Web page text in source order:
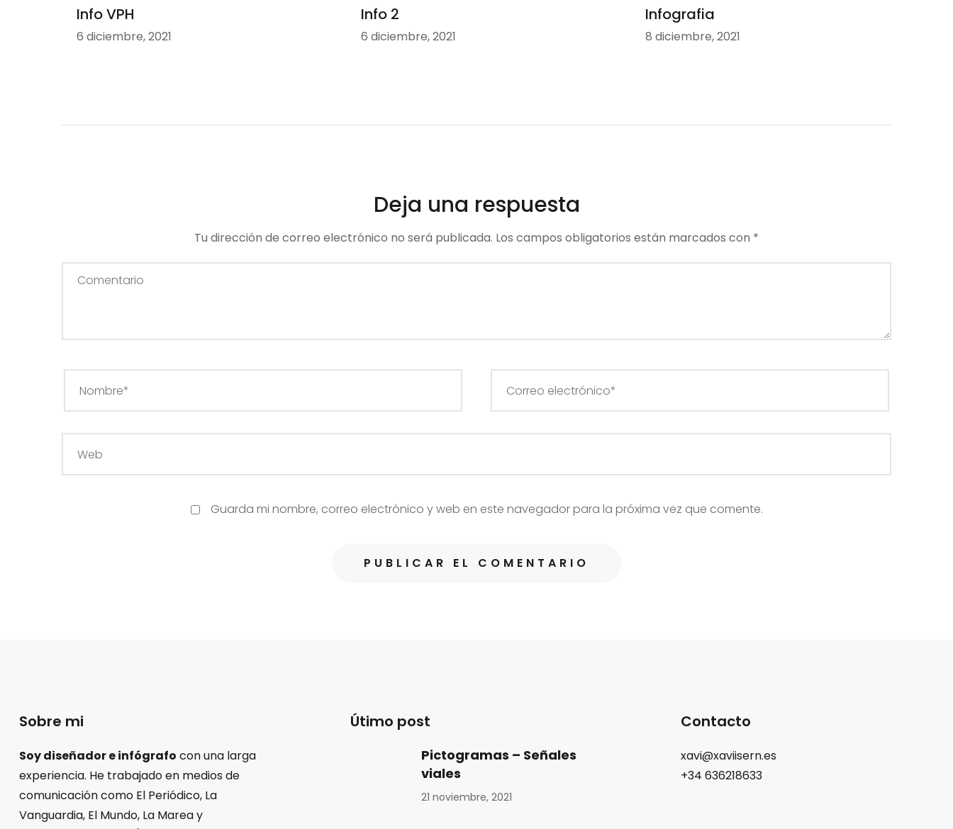
Info VPH
6 diciembre, 2021
Info 2
6 diciembre, 2021
Infografia
8 diciembre, 2021
Deja una respuesta
Tu dirección de correo electrónico no será publicada. Los campos obligatorios están marcados con *
Guarda mi nombre, correo electrónico y web en este navegador para la próxima vez que comente.
Sobre mi
Soy diseñador e infógrafo con una larga
experiencia. He trabajado en medios de
comunicación como El Periódico, La
Vanguardia, El Mundo, La Marea y
Útimo post
Pictogramas – Señales
viales
21 noviembre, 2021
Contacto
xavi@xaviisern.es
+34 636218633